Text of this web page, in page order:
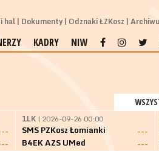
hal Dokumenty Odznaki ŁZKosz
KADRY NIW
1LK | 2026-09-26 00:00
SMS PZKosz Łomianki
---
B4EK AZS UMed
---